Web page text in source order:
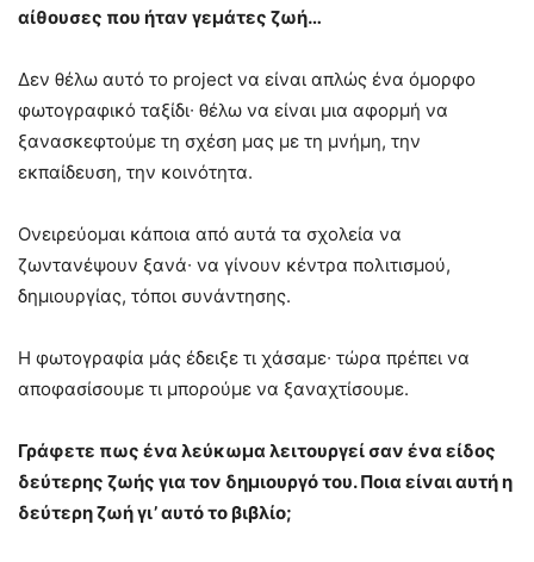
αίθουσες που ήταν γεμάτες ζωή…
Δεν θέλω αυτό το project να είναι απλώς ένα όμορφο
φωτογραφικό ταξίδι∙ θέλω να είναι μια αφορμή να
ξανασκεφτούμε τη σχέση μας με τη μνήμη, την
εκπαίδευση, την κοινότητα.
Ονειρεύομαι κάποια από αυτά τα σχολεία να
ζωντανέψουν ξανά∙ να γίνουν κέντρα πολιτισμού,
δημιουργίας, τόποι συνάντησης.
Η φωτογραφία μάς έδειξε τι χάσαμε∙ τώρα πρέπει να
αποφασίσουμε τι μπορούμε να ξαναχτίσουμε.
Γράφετε πως ένα λεύκωμα λειτουργεί σαν ένα είδος
δεύτερης ζωής για τον δημιουργό του. Ποια είναι αυτή η
δεύτερη ζωή γι’ αυτό το βιβλίο;